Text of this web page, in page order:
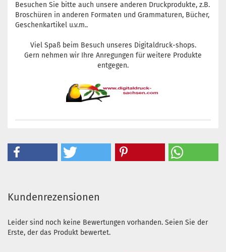
Besuchen Sie bitte auch unsere anderen Druckprodukte, z.B.
Broschüren in anderen Formaten und Grammaturen, Bücher,
Geschenkartikel u.v.m..
Viel Spaß beim Besuch unseres Digitaldruck-shops.
Gern nehmen wir Ihre Anregungen für weitere Produkte
entgegen.
Kundenrezensionen
Leider sind noch keine Bewertungen vorhanden. Seien Sie der
Erste, der das Produkt bewertet.